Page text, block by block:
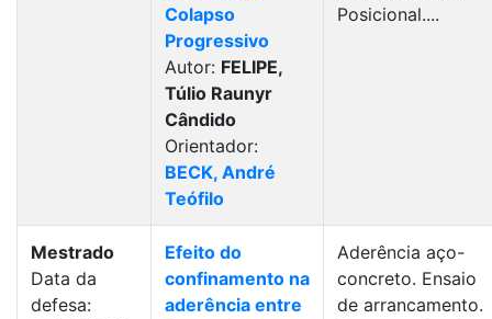
Colapso
Progressivo
Autor: FELIPE,
Túlio Raunyr
Cândido
Orientador:
BECK, André
Teófilo
Posicional....
Mestrado
Data da
defesa:
Efeito do
confinamento na
aderência entre
Aderência aço-
concreto. Ensaio
de arrancamento.